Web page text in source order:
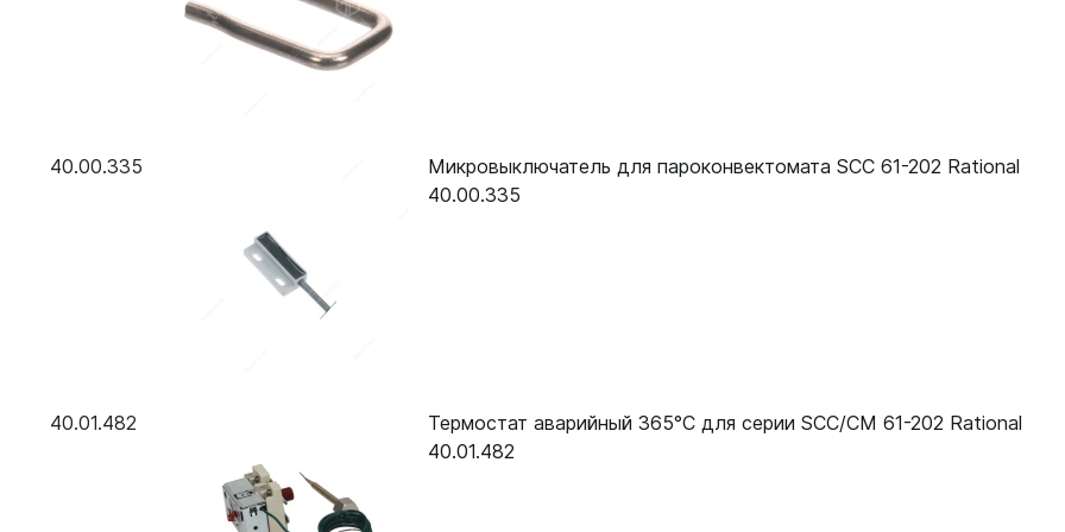
Пароконвектомат Rational SCC WE 101G (газ)
Пароконвектомат Rational SCC WE 201G (газ)
40.03.348
Пароконвектомат Rational SCC WE 202G (газ)
40.00.335
Микровыключатель для пароконвектомата SCC 61-202 Rational
40.00.335
40.01.482
Термостат аварийный 365°С для серии SCC/CM 61-202 Rational
40.01.482